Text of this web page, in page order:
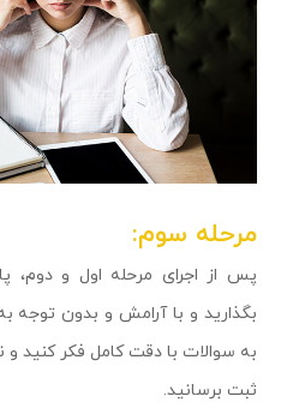
مرحله سوم:
پس از اجرای مرحله اول و دوم،
بگذارید و با آرامش و بدون توجه
ثبت برسانید.